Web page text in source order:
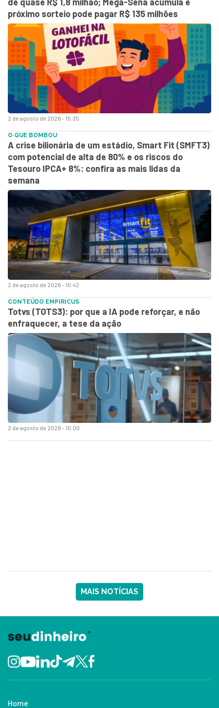
2 de agosto de 2026 - 15:35
próximo sorteio pode pagar R$ 135 milhões
2 de agosto de 2026 - 10:42
O QUE BOMBOU
A crise bilionária de um estádio, Smart Fit (SMFT3)
com potencial de alta de 80% e os riscos do
Tesouro IPCA+ 8%: confira as mais lidas da
semana
2 de agosto de 2026 - 10:00
CONTEÚDO EMPIRICUS
Totvs (TOTS3): por que a IA pode reforçar, e não
enfraquecer, a tese da ação
MAIS NOTÍCIAS
Home